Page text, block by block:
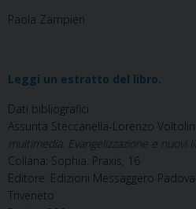
Paola Zampieri
Leggi un estratto del libro.
Dati bibliografici
Assunta Steccanella-Lorenzo Voltolin
multimedia. Evangelizzazione e nuovi
Collana: Sophia. Praxis, 16
Editore: Edizioni Messaggero
Triveneto